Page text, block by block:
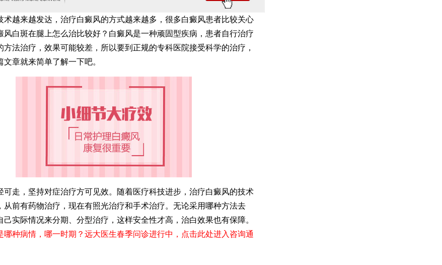
来越发达，治疗白癜风的方式越来越多，很多白癜风患者比较关心
风白斑在腿上怎么治比较好？白癜风是一种顽固型疾病，患者自行治疗
方法治疗，效果可能较差，所以要到正规的专科医院接受科学的治疗，
文章就来简单了解一下吧。
，坚持对症治疗方可见效。随着医疗科技进步，治疗白癜风的技术
从前有药物治疗，现在有照光治疗和手术治疗。无论采用哪种方法去
己实际情况来分期、分型治疗，这样安全性才高，治白效果也有保障。
哪种病情，哪一时期？远大医生春季问诊进行中，点击此处进入咨询通